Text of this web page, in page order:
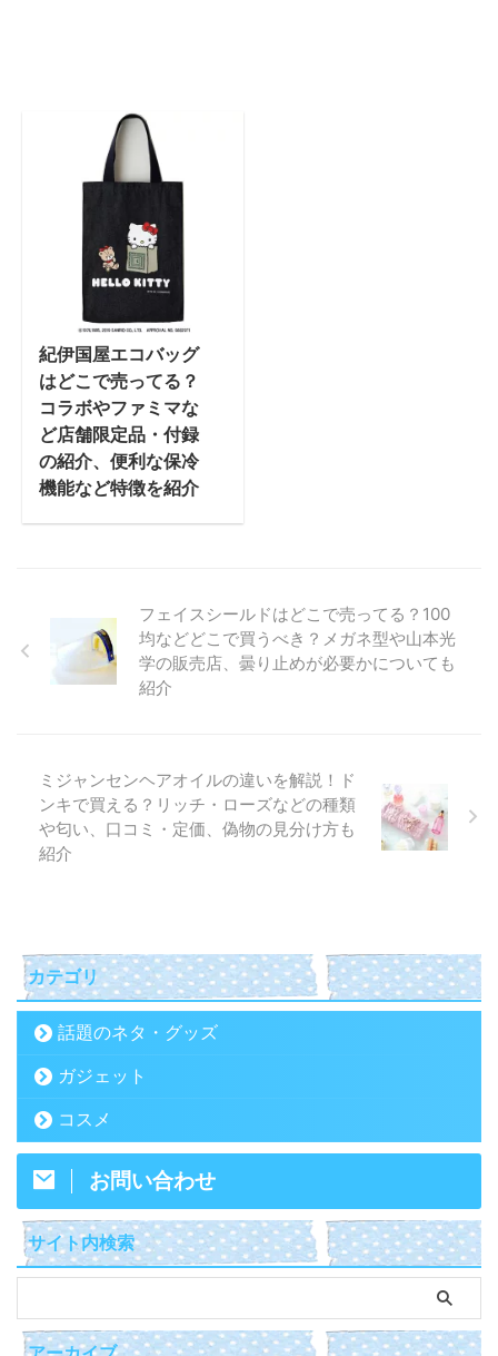
紀伊国屋エコバッグ
はどこで売ってる？
コラボやファミマな
ど店舗限定品・付録
の紹介、便利な保冷
機能など特徴を紹介
フェイスシールドはどこで売ってる？100
均などどこで買うべき？メガネ型や山本光
学の販売店、曇り止めが必要かについても
紹介
ミジャンセンヘアオイルの違いを解説！ド
ンキで買える？リッチ・ローズなどの種類
や匂い、口コミ・定価、偽物の見分け方も
紹介
カテゴリ
話題のネタ・グッズ
ガジェット
コスメ
お問い合わせ
サイト内検索